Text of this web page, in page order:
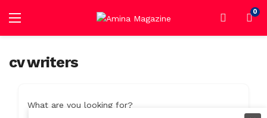
0
cv writers
What are you looking for?